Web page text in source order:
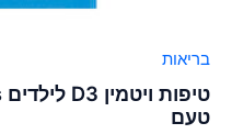
בריאות
טעם